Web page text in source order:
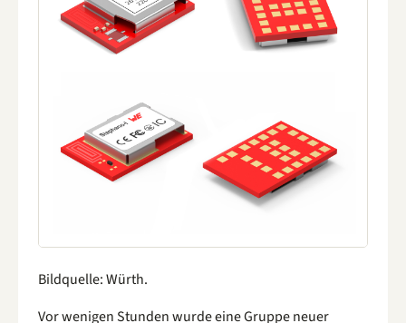
Bildquelle: Würth.
Vor wenigen Stunden wurde eine Gruppe neuer